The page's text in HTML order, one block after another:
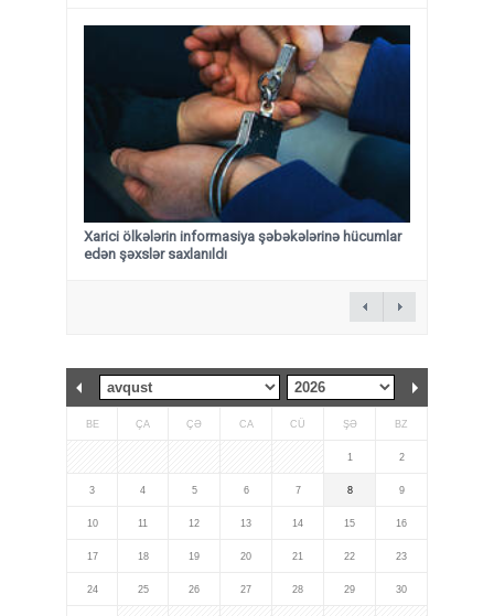
Xarici ölkələrin informasiya şəbəkələrinə hücumlar
edən şəxslər saxlanıldı
BE ÇA ÇƏ CA CÜ ŞƏ BZ
1 2
3 4 5 6 7 8 9
10 11 12 13 14 15 16
17 18 19 20 21 22 23
24 25 26 27 28 29 30